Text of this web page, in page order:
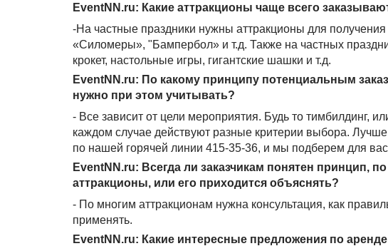
EventNN.ru: Какие аттракционы чаще всего
-На частные праздники нужны аттракционы для
«Силомеры», "Бампербол» и т.д. Также на частных
крокет, настольные игры, гигантские шашки и т.д.
EventNN.ru: По какому принципу потенциальным
нужно при этом учитывать?
- Все зависит от цели мероприятия. Будь то тимбилдинг,
каждом случае действуют разные критерии выбора.
по нашей горячей линии 415-35-36, и мы подберем для
EventNN.ru: Всегда ли заказчикам понятен принцип,
аттракционы, или его приходится объяснять?
- По многим аттракционам нужна консультация, как
применять.
EventNN.ru: Какие интересные предложения по